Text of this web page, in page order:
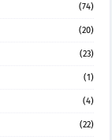
(74)
(20)
(23)
(1)
(4)
(22)